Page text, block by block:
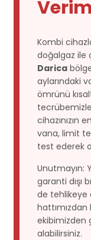
Kombi
doğalgaz ile
Darica
aylarındaki
ömrünü
cihazınızın
vana, limit
test ederek
Unutmayın:
garanti dışı
de tehlikeye
ekibimizden
alabilirsiniz.